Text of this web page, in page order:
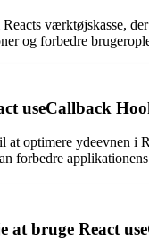
værktøjskasse,
og forbedre
useCallback
at optimere ydeevnen i
forbedre
at bruge React